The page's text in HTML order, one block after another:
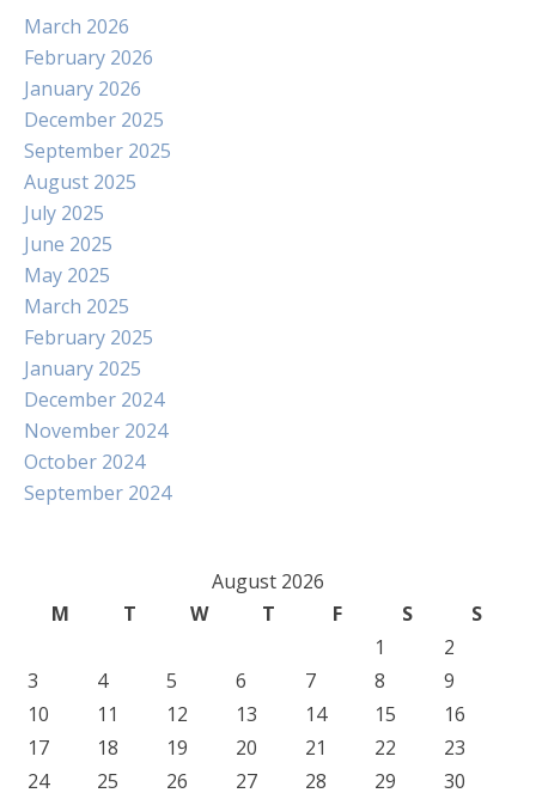
March 2026
February 2026
January 2026
December 2025
September 2025
August 2025
July 2025
June 2025
May 2025
March 2025
February 2025
January 2025
December 2024
November 2024
October 2024
September 2024
August 2026
M
T W T F S
S
1
2
3
4 5 6 7 8
9
10
11 12 13 14 15
16
17
18 19 20 21 22
23
24
25 26 27 28 29 30